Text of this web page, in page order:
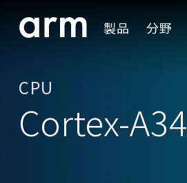
Skip to Footer 製品 分野
CPU
Cortex-A34